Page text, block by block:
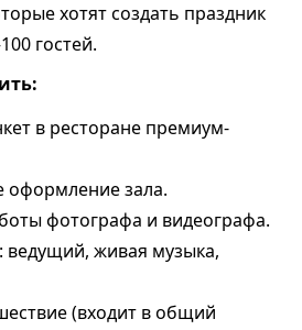
хотят создать праздник
гостей.
в ресторане премиум-
оформление зала.
фотографа и видеографа.
живая музыка,
(входит в общий